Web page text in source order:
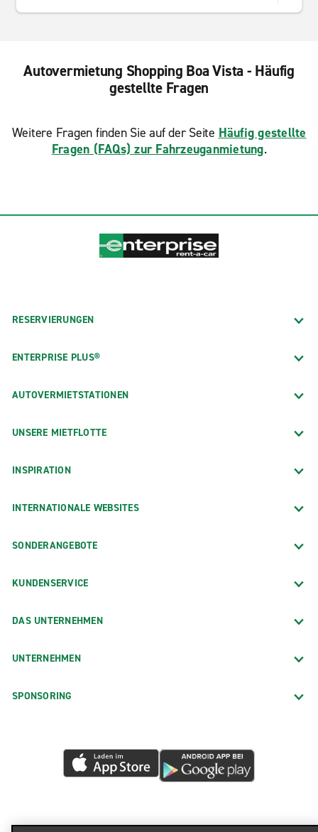
Autovermietung Shopping Boa Vista - Häufig
gestellte Fragen
Weitere Fragen finden Sie auf der Seite Häufig gestellte
Fragen (FAQs) zur Fahrzeuganmietung.
RESERVIERUNGEN
ENTERPRISE PLUS®
AUTOVERMIETSTATIONEN
UNSERE MIETFLOTTE
INSPIRATION
INTERNATIONALE WEBSITES
SONDERANGEBOTE
KUNDENSERVICE
DAS UNTERNEHMEN
UNTERNEHMEN
SPONSORING